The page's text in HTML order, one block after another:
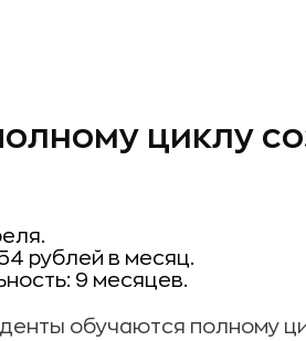
циклу
рублей в месяц.
9 месяцев.
обучаются полному